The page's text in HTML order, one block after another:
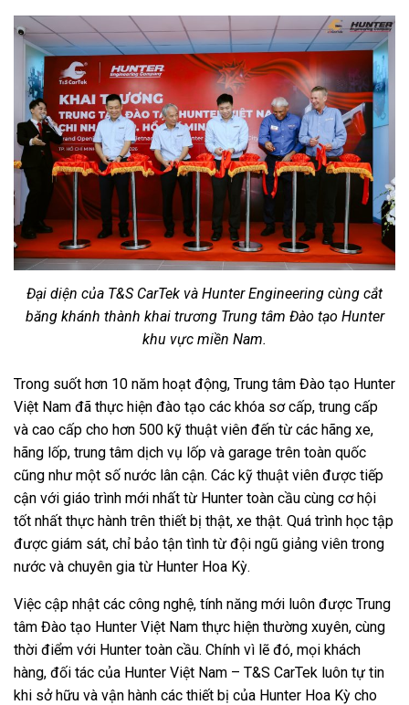
Đại diện của T&S CarTek và Hunter Engineering cùng cắt
băng khánh thành khai trương Trung tâm Đào tạo Hunter
khu vực miền Nam.
Trong suốt hơn 10 năm hoạt động, Trung tâm Đào tạo Hunter
Việt Nam đã thực hiện đào tạo các khóa sơ cấp, trung cấp
và cao cấp cho hơn 500 kỹ thuật viên đến từ các hãng xe,
hãng lốp, trung tâm dịch vụ lốp và garage trên toàn quốc
cũng như một số nước lân cận. Các kỹ thuật viên được tiếp
cận với giáo trình mới nhất từ Hunter toàn cầu cùng cơ hội
tốt nhất thực hành trên thiết bị thật, xe thật. Quá trình học tập
được giám sát, chỉ bảo tận tình từ đội ngũ giảng viên trong
nước và chuyên gia từ Hunter Hoa Kỳ.
Việc cập nhật các công nghệ, tính năng mới luôn được Trung
tâm Đào tạo Hunter Việt Nam thực hiện thường xuyên, cùng
thời điểm với Hunter toàn cầu. Chính vì lẽ đó, mọi khách
hàng, đối tác của Hunter Việt Nam – T&S CarTek luôn tự tin
khi sở hữu và vận hành các thiết bị của Hunter Hoa Kỳ cho